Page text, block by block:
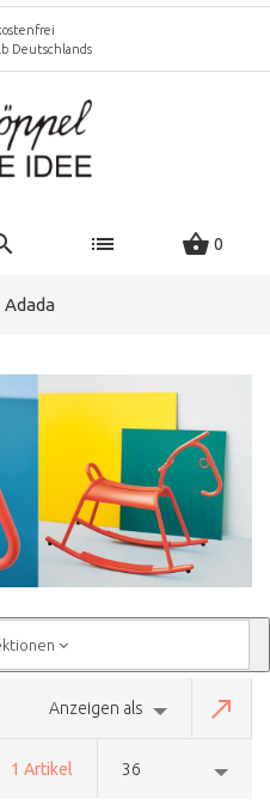
Deutschlands
0
Adada
Anzeigen als
1 Artikel 36